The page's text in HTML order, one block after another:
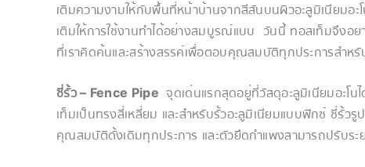
เติมความงามให้กับพื้นที่หน้าบ้านจากสีสันบนผิวอะลูมิเนียมอะ
เติมให้การใช้งานทำได้อย่างสมบูรณ์แบบ วันนี้ ทอสเท็มจึงอย
ที่เราคิดค้นและสร้างสรรค์เพื่อตอบคุณสมบัติทุกประการสำห
ซี่รั้ว – Fence Pipe จุดเด่นแรกสุดอยู่ที่วัสดุอะลูมิเนียมอะโน
เท็มเป็นทรงสี่เหลี่ยม และสำหรับรั้วอะลูมิเนียมแบบฟิกซ์ ซี่รั้
คุณสมบัติดั้งเดิมทุกประการ และตัวยึดกำแพงสามารถปรับระ